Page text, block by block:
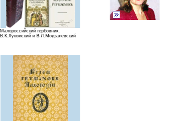
Малороссийский гербовник,
В.К.Лукомский и В.Л.Модзалевский